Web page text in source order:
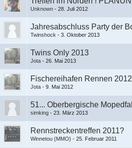
Unknown - 28. Juli 2012
Jahresabschluss Party der
Twinshock - 3. Oktober 2013
Twins Only 2013
Jota - 26. Mai 2013
Fischereihafen Rennen 2012
Jota - 9. Mai 2012
51... Oberbergische
simking - 23. März 2013
Rennstreckentreffen 2011?
Winnetou {MMO} - 25. Februar 2011